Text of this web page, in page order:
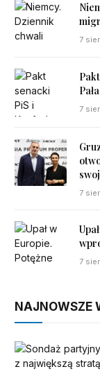
7
7
7
7
NAJNOWSZE